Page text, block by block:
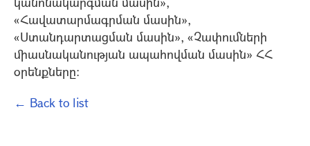
«Հավատարմագրման մասին»,
«Ստանդարտացման մասին», «Չափումների
միասնականության ապահովման մասին» ՀՀ
օրենքները:
← Back to list